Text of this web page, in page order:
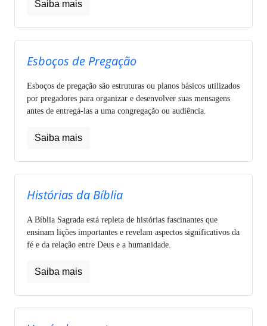
Saiba mais
Esboços de Pregação
Esboços de pregação são estruturas ou planos básicos utilizados
por pregadores para organizar e desenvolver suas mensagens
antes de entregá-las a uma congregação ou audiência.
Saiba mais
Histórias da Bíblia
A Bíblia Sagrada está repleta de histórias fascinantes que
ensinam lições importantes e revelam aspectos significativos da
fé e da relação entre Deus e a humanidade.
Saiba mais